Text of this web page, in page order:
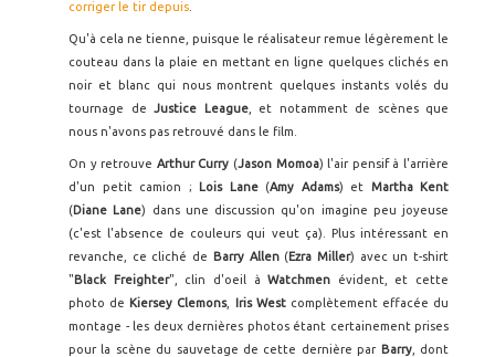
corriger le tir depuis
Qu'à cela ne tienne, puisque le réalisateur remue légèrement le
couteau dans la plaie en mettant en ligne quelques clichés en
noir et blanc qui nous montrent quelques instants volés du
tournage de Justice League, et notamment de scènes que
nous n'avons pas retrouvé dans le film.
On y retrouve Arthur Curry (Jason Momoa) l'air pensif à l'arrière
d'un petit camion ; Lois Lane (Amy Adams) et Martha Kent
(Diane Lane) dans une discussion qu'on imagine peu joyeuse
(c'est l'absence de couleurs qui veut ça). Plus intéressant en
revanche, ce cliché de Barry Allen (Ezra Miller) avec un t-shirt
"Black Freighter", clin d'oeil àWatchmen
évident, et cette
photo de Kiersey Clemons, Iris West complètement effacée du
montage - les deux dernières photos étant certainement prises
pour la scène du sauvetage de cette dernière par Barry, dont